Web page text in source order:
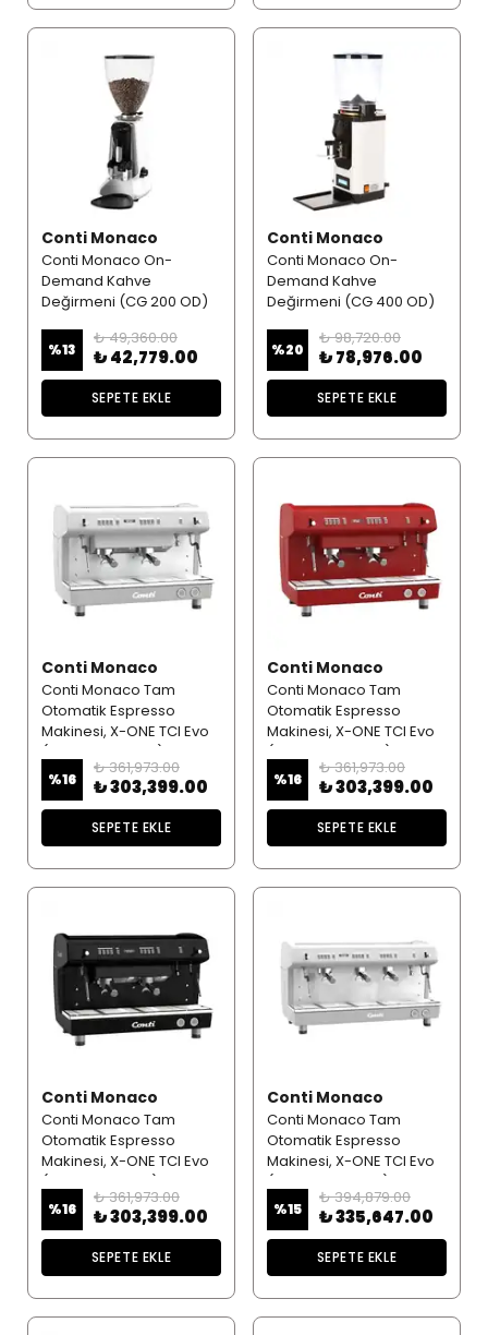
Conti Monaco
Conti Monaco On-
Demand Kahve
Değirmeni (CG 200 OD)
%13
₺ 49,360.00
₺ 42,779.00
SEPETE EKLE
Conti Monaco
Conti Monaco On-
Demand Kahve
Değirmeni (CG 400 OD)
%20
₺ 98,720.00
₺ 78,976.00
SEPETE EKLE
Conti Monaco
Conti Monaco Tam
Otomatik Espresso
Makinesi, X-ONE TCI Evo
(2 Gruplu, Beyaz)
%16
₺ 361,973.00
₺ 303,399.00
SEPETE EKLE
Conti Monaco
Conti Monaco Tam
Otomatik Espresso
Makinesi, X-ONE TCI Evo
(2 Gruplu, Kırmızı)
%16
₺ 361,973.00
₺ 303,399.00
SEPETE EKLE
Conti Monaco
Conti Monaco Tam
Otomatik Espresso
Makinesi, X-ONE TCI Evo
(2 Gruplu, Siyah)
%16
₺ 361,973.00
₺ 303,399.00
SEPETE EKLE
Conti Monaco
Conti Monaco Tam
Otomatik Espresso
Makinesi, X-ONE TCI Evo
(3 Gruplu, Beyaz)
%15
₺ 394,879.00
₺ 335,647.00
SEPETE EKLE